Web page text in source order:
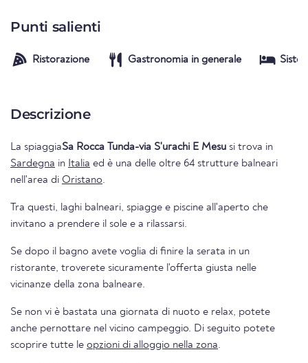
Punti salienti
Ristorazione Gastronomia in generale
Descrizione
La spiaggiaSa Rocca Tunda-via S'urachi E Mesu si trova in
Sardegna in Italia ed è una delle oltre 64 strutture balneari
nell'area di Oristano.
Tra questi, laghi balneari, spiagge e piscine all'aperto che
invitano a prendere il sole e a rilassarsi.
Se dopo il bagno avete voglia di finire la serata in un
ristorante, troverete sicuramente l'offerta giusta nelle
vicinanze della zona balneare.
Se non vi è bastata una giornata di nuoto e relax, potete
anche pernottare nel vicino campeggio. Di seguito potete
scoprire tutte le opzioni di alloggio nella zona.